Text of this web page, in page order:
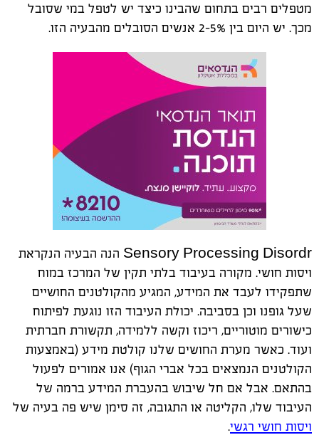
מטפלים רבים בתחום שהבינו כיצד יש לטפל במי שסובל
מכך. יש היום בין 2-5% אנשים הסובלים מהבעיה הזו.
Sensory Processing Disordr הנה הבעיה הנקראת
ויסות חושי. מקורה בעיבוד בלתי תקין של המרכז במוח
שתפקידו לעבד את המידע, המגיע מהקולטנים החושיים
שעל גופנו וכן בסביבה. יכולת העיבוד הזו נוגעת לפיתוח
כישורים מוטוריים, ריכוז וקשה ללמידה, תקשורת חברתית
ועוד. כאשר מערת החושים שלנו קולטת מידע (באמצעות
הקולטנים הנמצאים בכל אברי הגוף) אנו אמורים לפעול
בהתאם. אבל אם חל שיבוש בהעברת המידע ברמה של
העיבוד שלו, הקליטה או התגובה, זה סימן שיש פה בעיה של
ויסות חושי רגשי.